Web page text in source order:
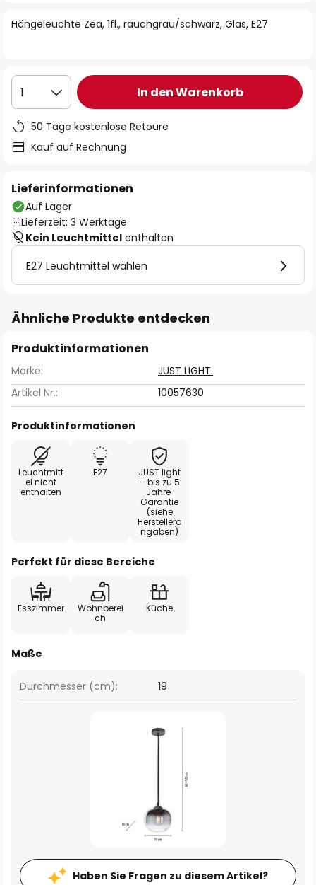
Hängeleuchte Zea, 1fl., rauchgrau/schwarz, Glas, E27
1 In den Warenkorb
50 Tage kostenlose Retoure
Kauf auf Rechnung
Lieferinformationen
Auf Lager
Lieferzeit: 3 Werktage
Kein Leuchtmittel enthalten
E27 Leuchtmittel wählen
Ähnliche Produkte entdecken
Produktinformationen
Marke:
JUST LIGHT.
Artikel Nr.:
10057630
Produktinformationen
Leuchtmitt
el nicht
enthalten
E27
JUST light
– bis zu 5
Jahre
Garantie
(siehe
Herstellera
ngaben)
Perfekt für diese Bereiche
Esszimmer
Wohnberei
ch
Küche
Maße
Durchmesser (cm): 19
Haben Sie Fragen zu diesem Artikel?